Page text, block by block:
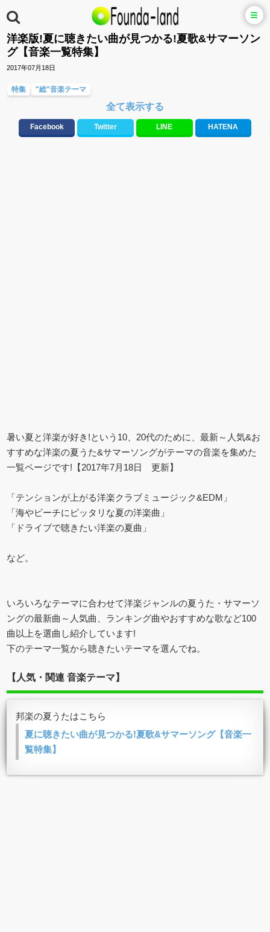
洋楽版!夏に聴きたい曲が見つかる!夏歌&サマーソン
グ【音楽一覧特集】
2017年07月18日
特集 "総"音楽テーマ
全て表示する
Facebook Twitter LINE HATENA
暑い夏と洋楽が好き!という10、20代のために、最新～人気&お
すすめな洋楽の夏うた&サマーソングがテーマの音楽を集めた
一覧ページです!【2017年7月18日 更新】
「テンションが上がる洋楽クラブミュージック&EDM」
「海やビーチにピッタリな夏の洋楽曲」
「ドライブで聴きたい洋楽の夏曲」
など。
いろいろなテーマに合わせて洋楽ジャンルの夏うた・サマーソ
ングの最新曲～人気曲、ランキング曲やおすすめな歌など100
曲以上を選曲し紹介しています!
下のテーマ一覧から聴きたいテーマを選んでね。
【人気・関連 音楽テーマ】
邦楽の夏うたはこちら
夏に聴きたい曲が見つかる!夏歌&サマーソング【音楽一
覧特集】